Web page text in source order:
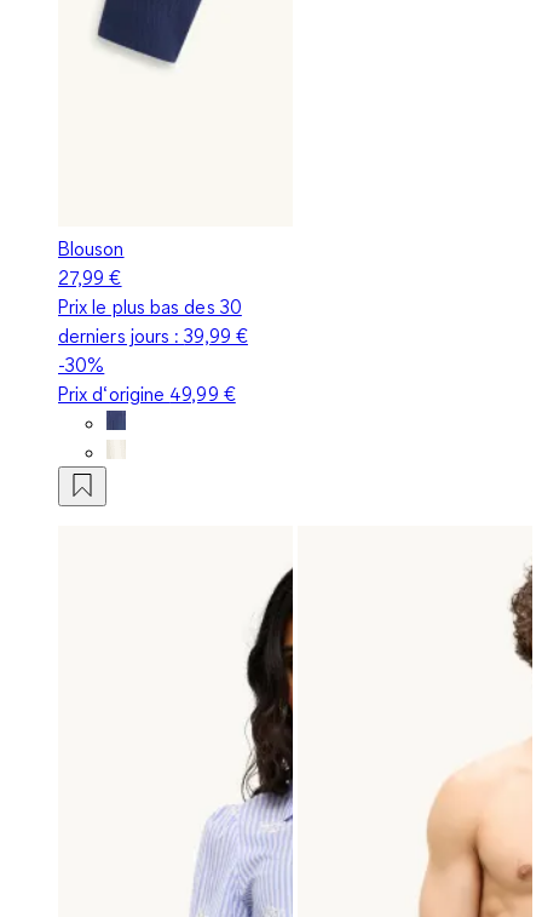
Blouson
27,99 €
Prix le plus bas des 30
derniers jours :39,99 €
-30%
Prix d‘origine 49,99 €